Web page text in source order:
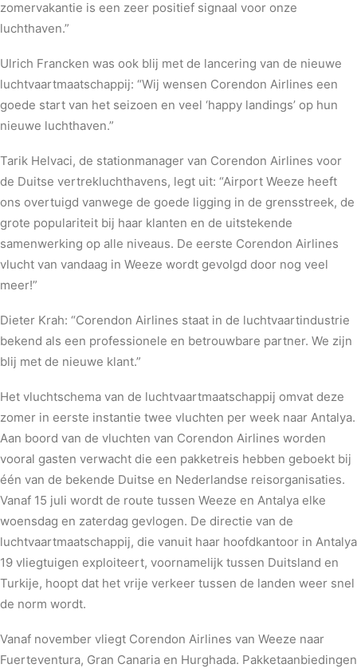
zomervakantie is een zeer positief signaal voor onze
luchthaven.”
Ulrich Francken was ook blij met de lancering van de nieuwe
luchtvaartmaatschappij: “Wij wensen Corendon Airlines een
goede start van het seizoen en veel ‘happy landings’ op hun
nieuwe luchthaven.”
Tarik Helvaci, de stationmanager van Corendon Airlines voor
de Duitse vertrekluchthavens, legt uit: “Airport Weeze heeft
ons overtuigd vanwege de goede ligging in de grensstreek, de
grote populariteit bij haar klanten en de uitstekende
samenwerking op alle niveaus. De eerste Corendon Airlines
vlucht van vandaag in Weeze wordt gevolgd door nog veel
meer!”
Dieter Krah: “Corendon Airlines staat in de luchtvaartindustrie
bekend als een professionele en betrouwbare partner. We zijn
blij met de nieuwe klant.”
Het vluchtschema van de luchtvaartmaatschappij omvat deze
zomer in eerste instantie twee vluchten per week naar Antalya.
Aan boord van de vluchten van Corendon Airlines worden
vooral gasten verwacht die een pakketreis hebben geboekt bij
één van de bekende Duitse en Nederlandse reisorganisaties.
Vanaf 15 juli wordt de route tussen Weeze en Antalya elke
woensdag en zaterdag gevlogen. De directie van de
luchtvaartmaatschappij, die vanuit haar hoofdkantoor in Antalya
19 vliegtuigen exploiteert, voornamelijk tussen Duitsland en
Turkije, hoopt dat het vrije verkeer tussen de landen weer snel
de norm wordt.
Vanaf november vliegt Corendon Airlines van Weeze naar
Fuerteventura, Gran Canaria en Hurghada. Pakketaanbiedingen